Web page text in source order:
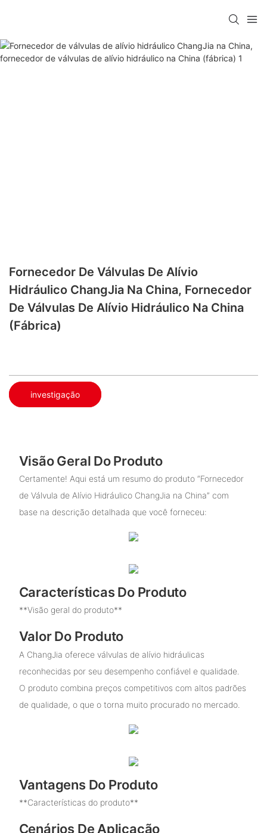
Fornecedor De Válvulas De Alívio
Hidráulico ChangJia Na China, Fornecedor
De Válvulas De Alívio Hidráulico Na China
(fábrica)
investigação
Visão Geral Do Produto
Certamente! Aqui está um resumo do produto “Fornecedor
de Válvula de Alívio Hidráulico ChangJia na China” com
base na descrição detalhada que você forneceu:
Características Do Produto
**Visão geral do produto**
Valor Do Produto
A ChangJia oferece válvulas de alívio hidráulicas
reconhecidas por seu desempenho confiável e qualidade.
O produto combina preços competitivos com altos padrões
de qualidade, o que o torna muito procurado no mercado.
Vantagens Do Produto
**Características do produto**
Cenários De Aplicação